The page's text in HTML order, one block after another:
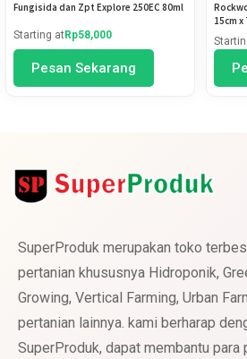
Fungisida dan Zpt Explore 250EC 80ml
Starting atRp58,000
Pesan Sekarang
15cm x
SuperProduk merupakan toko
pertanian khususnya Hidroponik,
Growing, Vertical Farming, Urban
pertanian lainnya. kami berharap
SuperProduk, dapat membantu para